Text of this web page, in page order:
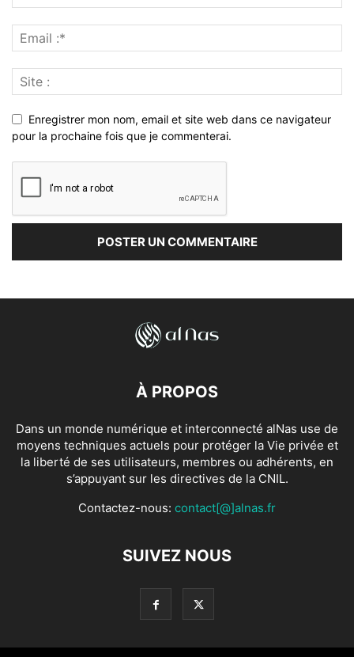
Enregistrer mon nom, email et site web dans ce navigateur
pour la prochaine fois que je commenterai.
À PROPOS
Dans un monde numérique et interconnecté alNas use de
moyens techniques actuels pour protéger la Vie privée et
la liberté de ses utilisateurs, membres ou adhérents, en
s’appuyant sur les directives de la CNIL.
Contactez-nous: contact[@]alnas.fr
SUIVEZ NOUS